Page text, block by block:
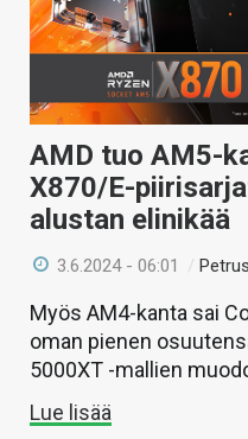
AMD tuo AM5-
X870/E-
alustan elinikää
3.6.2024 - 06:01 /
Myös AM4-kanta sai
oman pienen
5000XT -mallien
Lue lisää